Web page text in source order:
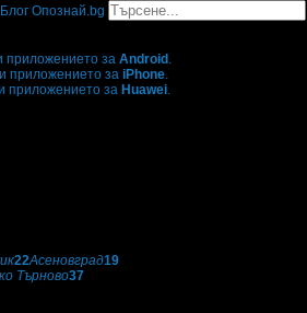
Блог Опознай.bg
приложението за Android .
приложението за iPhone.
приложението за Huawei.
22Асеновград19
Търново37